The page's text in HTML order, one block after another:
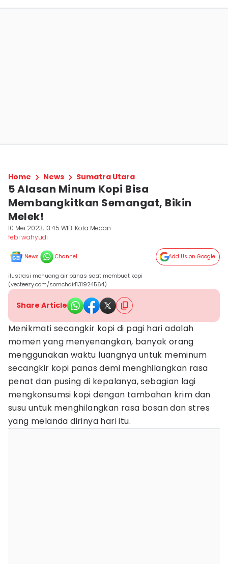
Home News Sumatra Utara
5 Alasan Minum Kopi Bisa
Membangkitkan Semangat, Bikin
Melek!
10 Mei 2023, 13:45 WIB Kota Medan
febi wahyudi
News Channel Add Us on Google
ilustrasi menuang air panas saat membuat kopi
(vecteezy.com/somchai4131924564)
Share Article
Menikmati secangkir kopi di pagi hari adalah
momen yang menyenangkan, banyak orang
menggunakan waktu luangnya untuk meminum
secangkir kopi panas demi menghilangkan rasa
penat dan pusing di kepalanya, sebagian lagi
mengkonsumsi kopi dengan tambahan krim dan
susu untuk menghilangkan rasa bosan dan stres
yang melanda dirinya hari itu.